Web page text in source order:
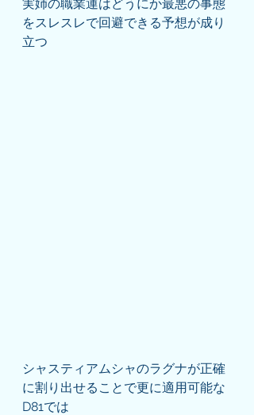
実姉の職業運はどうにか最悪の事態
をスレスレで回避できる予想が成り
立つ
シャスティアムシャのラグナが正確
に割り出せることで更に適用可能な
D81では